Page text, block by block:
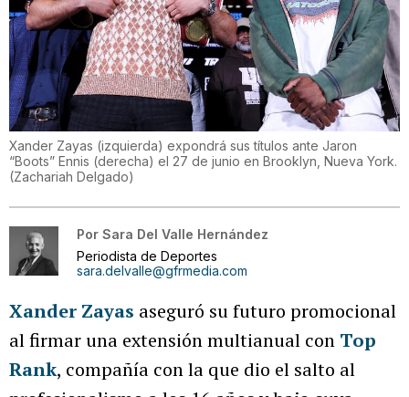
Xander Zayas (izquierda) expondrá sus títulos ante Jaron
“Boots” Ennis (derecha) el 27 de junio en Brooklyn, Nueva York.
(Zachariah Delgado)
Por Sara Del Valle Hernández
Periodista de Deportes
sara.delvalle@gfrmedia.com
Xander Zayas aseguró su futuro promocional
al firmar una extensión multianual con Top
Rank, compañía con la que dio el salto al